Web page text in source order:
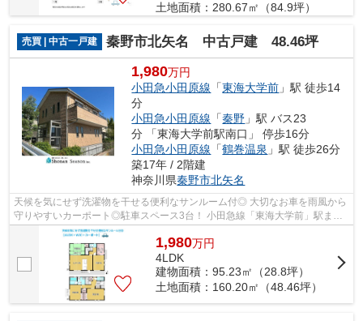
土地面積：280.67㎡（84.9坪）
売買 | 中古一戸建 秦野市北矢名 中古戸建 48.46坪
1,980万円
小田急小田原線 「東海大学前 」駅 徒歩14
分
小田急小田原線 「秦野 」駅 バス23
分 「東海大学前駅南口」 停歩16分
小田急小田原線 「鶴巻温泉 」駅 徒歩26分
築17年 / 2階建
神奈川県秦野市北矢名
天候を気にせず洗濯物を干せる便利なサンルーム付◎ 大切なお車を雨風から
守りやすいカーポート◎駐車スペース3台！ 小田急線「東海大学前」駅まで
徒歩14分！ 外からの視線を気にせずく...
1,980万円
4LDK
建物面積：95.23㎡（28.8坪）
土地面積：160.20㎡（48.46坪）